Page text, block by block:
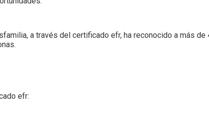
a través del certificado efr, ha reconocido a más
efr: